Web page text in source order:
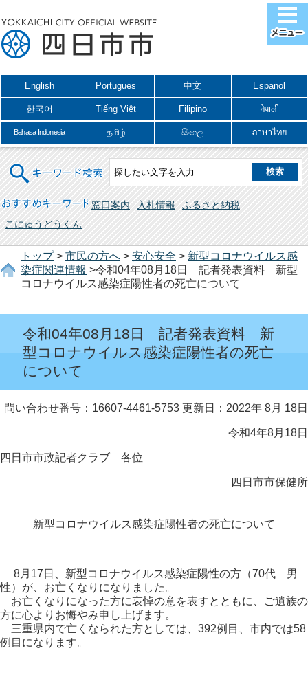
English Portugues 中文 Espanol
한국어 Tiếng Việt Filipino नेपाली
Bahasa Indonesia தமிழ் සිංහල ภาษาไทย
キーワード検索
おすすめキーワード 窓口案内 入札情報
ふるさと納税
こにゅうどうくん
トップ> 市民の方へ > 安心安全 > 新型コロナウイルス感
染症関連情報 >令和04年08月18日 記者発表資料 新型
コロナウイルス感染症陽性者の死亡について
令和04年08月18日 記者発表資料 新
型コロナウイルス感染症陽性者の死亡
について
問い合わせ番号：16607-4461-5753 更新日：2022年 8月 18日
令和4年8月18日
四日市市政記者クラブ 各位
四日市市保健所
新型コロナウイルス感染症陽性者の死亡について
8月17日、新型コロナウイルス感染症陽性の方（70代 男
性）が、お亡くなりになりました。
お亡くなりになった方に哀悼の意を表すとともに、ご遺族の
方に心よりお悔やみ申し上げます。
三重県内で亡くなられた方としては、392例目、市内では58
例目になります。